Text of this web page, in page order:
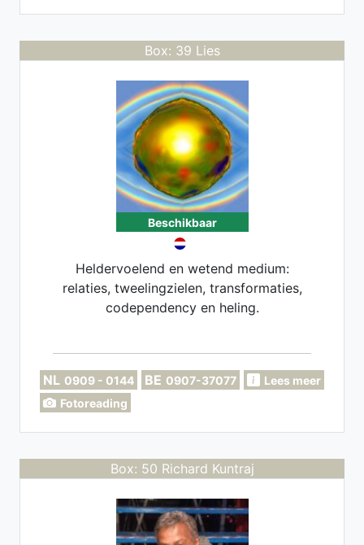
Box: 39 Lies
Beschikbaar
Heldervoelend en wetend medium:
relaties, tweelingzielen, transformaties,
codependency en heling.
NL 0909 - 0144 BE 0907-37077
Lees meer
Fotoreading
Box: 50 Richard Kuntraj